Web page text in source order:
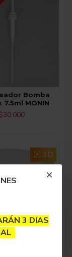
3 DIAS
Bomba
7.5ml MONIN
3D